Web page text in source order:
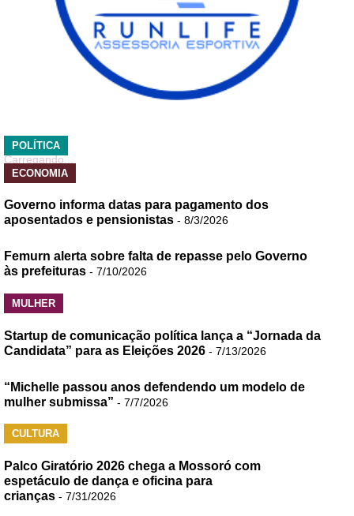
POLÍTICA
Carregando...
ECONOMIA
Governo informa datas para pagamento dos
aposentados e pensionistas - 8/3/2026
Femurn alerta sobre falta de repasse pelo Governo
às prefeituras - 7/10/2026
MULHER
Startup de comunicação política lança a “Jornada da
Candidata” para as Eleições 2026 - 7/13/2026
“Michelle passou anos defendendo um modelo de
mulher submissa” - 7/7/2026
CULTURA
Palco Giratório 2026 chega a Mossoró com
espetáculo de dança e oficina para
crianças - 7/31/2026